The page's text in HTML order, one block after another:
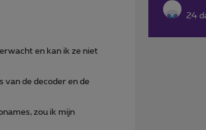
en kan ik ze niet
van de decoder en de
zou ik mijn
24